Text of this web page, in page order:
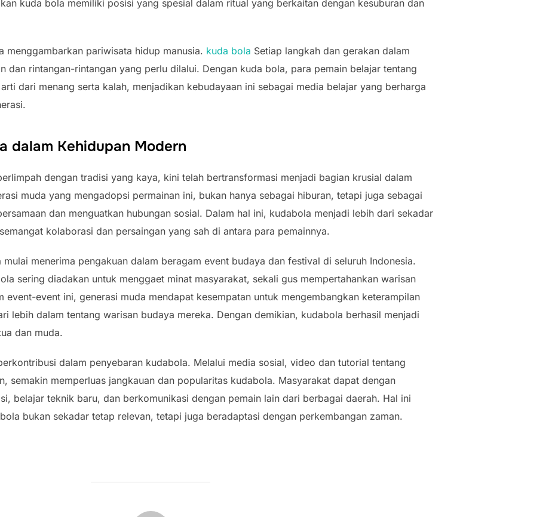
kuda bola memiliki posisi yang spesial dalam ritual yang berkaitan dengan kesuburan dan
menggambarkan pariwisata hidup manusia. kuda bola Setiap langkah dan gerakan dalam
dan rintangan-rintangan yang perlu dilalui. Dengan kuda bola, para pemain belajar tentang
dari menang serta kalah, menjadikan kebudayaan ini sebagai media belajar yang berharga
dalam Kehidupan Modern
dengan tradisi yang kaya, kini telah bertransformasi menjadi bagian krusial dalam
muda yang mengadopsi permainan ini, bukan hanya sebagai hiburan, tetapi juga sebagai
dan menguatkan hubungan sosial. Dalam hal ini, kudabola menjadi lebih dari sekadar
kolaborasi dan persaingan yang sah di antara para pemainnya.
menerima pengakuan dalam beragam event budaya dan festival di seluruh Indonesia.
sering diadakan untuk menggaet minat masyarakat, sekali gus mempertahankan warisan
event-event ini, generasi muda mendapat kesempatan untuk mengembangkan keterampilan
lebih dalam tentang warisan budaya mereka. Dengan demikian, kudabola berhasil menjadi
dan muda.
dalam penyebaran kudabola. Melalui media sosial, video dan tutorial tentang
semakin memperluas jangkauan dan popularitas kudabola. Masyarakat dapat dengan
belajar teknik baru, dan berkomunikasi dengan pemain lain dari berbagai daerah. Hal ini
bukan sekadar tetap relevan, tetapi juga beradaptasi dengan perkembangan zaman.